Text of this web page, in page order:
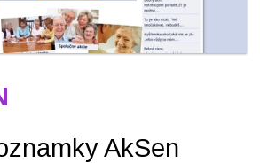
AkSen